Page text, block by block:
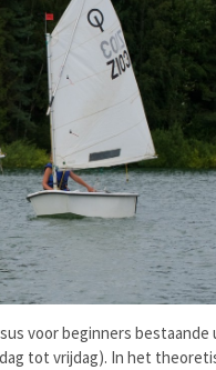
voor beginners bestaande
tot vrijdag). In het